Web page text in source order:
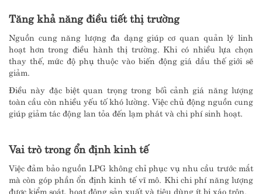
Tăng khả năng điều tiết thị trường
Nguồn cung năng lượng đa dạng giúp cơ quan quản lý linh
hoạt hơn trong điều hành thị trường. Khi có nhiều lựa chọn
thay thế, mức độ phụ thuộc vào biến động giá dầu thế giới sẽ
giảm.
Điều này đặc biệt quan trọng trong bối cảnh giá năng lượng
toàn cầu còn nhiều yếu tố khó lường. Việc chủ động nguồn cung
giúp giảm tác động lan tỏa đến lạm phát và chi phí sinh hoạt.
Vai trò trong ổn định kinh tế
Việc đảm bảo nguồn LPG không chỉ phục vụ nhu cầu trước mắt
mà còn góp phần ổn định kinh tế vĩ mô. Khi chi phí năng lượng
được kiểm soát, hoạt động sản xuất và tiêu dùng ít bị xáo trộn.